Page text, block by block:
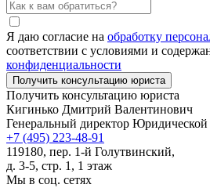
Я даю согласие на обработку
соответствии с условиями и
конфиденциальности
Получить консультацию юриста
Кигинько Дмитрий Валентинович
Генеральный директор
+7 (495) 223-48-91
119180, пер. 1-й Голутвинский,
д. 3-5, стр. 1, 1 этаж
Мы в соц. сетях